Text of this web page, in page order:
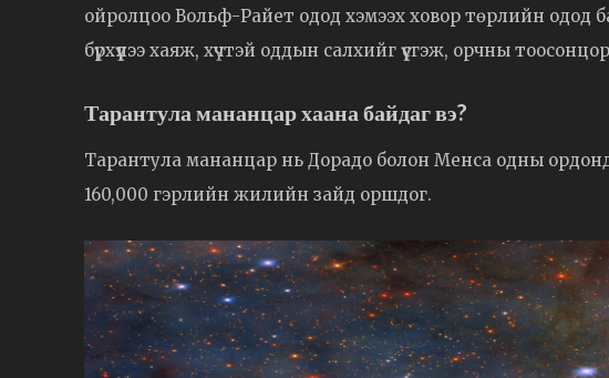
ойролцоо Вольф-Райет одод хэмээх ховор төрлийн одод
бүрхүүлээ хаяж, хүчтэй оддын салхийг үүсгэж, орчны
Тарантула мананцар хаана байдаг вэ?
Тарантула мананцар нь Дорадо болон Менса одны
160,000 гэрлийн жилийн зайд оршдог.